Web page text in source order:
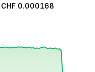
CHF 0.000168